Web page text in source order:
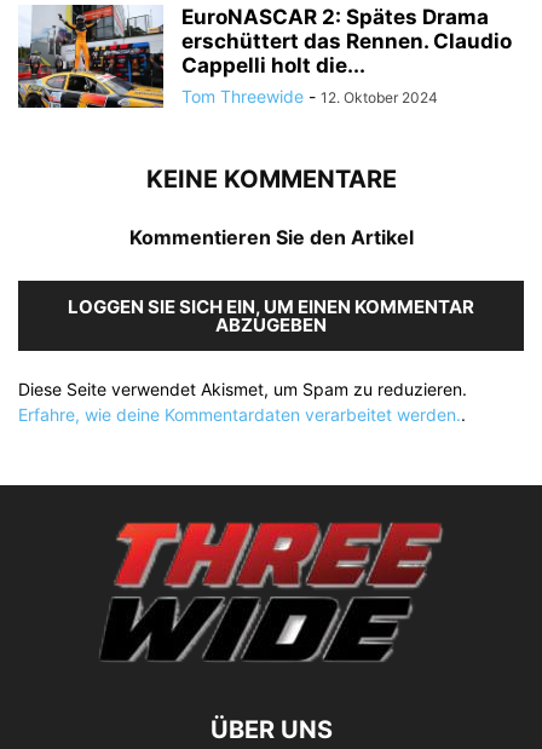
EuroNASCAR 2: Spätes Drama
erschüttert das Rennen. Claudio
Cappelli holt die...
Tom Threewide - 12. Oktober 2024
KEINE KOMMENTARE
Kommentieren Sie den Artikel
LOGGEN SIE SICH EIN, UM EINEN KOMMENTAR
ABZUGEBEN
Diese Seite verwendet Akismet, um Spam zu reduzieren.
Erfahre, wie deine Kommentardaten verarbeitet werden..
ÜBER UNS